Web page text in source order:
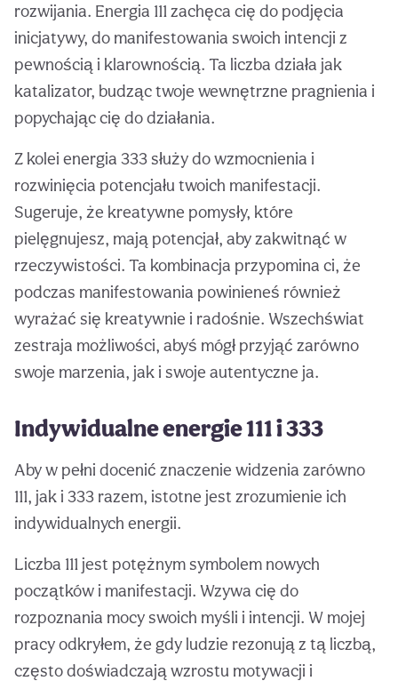
rozwijania. Energia 111 zachęca cię do podjęcia
inicjatywy, do manifestowania swoich intencji z
pewnością i klarownością. Ta liczba działa jak
katalizator, budząc twoje wewnętrzne pragnienia i
popychając cię do działania.
Z kolei energia 333 służy do wzmocnienia i
rozwinięcia potencjału twoich manifestacji.
Sugeruje, że kreatywne pomysły, które
pielęgnujesz, mają potencjał, aby zakwitnąć w
rzeczywistości. Ta kombinacja przypomina ci, że
podczas manifestowania powinieneś również
wyrażać się kreatywnie i radośnie. Wszechświat
zestraja możliwości, abyś mógł przyjąć zarówno
swoje marzenia, jak i swoje autentyczne ja.
Indywidualne energie 111 i 333
Aby w pełni docenić znaczenie widzenia zarówno
111, jak i 333 razem, istotne jest zrozumienie ich
indywidualnych energii.
Liczba 111 jest potężnym symbolem nowych
początków i manifestacji. Wzywa cię do
rozpoznania mocy swoich myśli i intencji. W mojej
pracy odkryłem, że gdy ludzie rezonują z tą liczbą,
często doświadczają wzrostu motywacji i